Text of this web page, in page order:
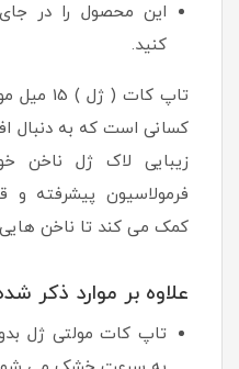
این محصول را در
کنید.
تاپ کات
کسانی است که به دنبال
زیبایی لاک ژل ناخن
فرمولاسیون پیشرفته
کمک می کند تا ناخن
علاوه بر موارد ذکر
تاپ کات مولتی ژل